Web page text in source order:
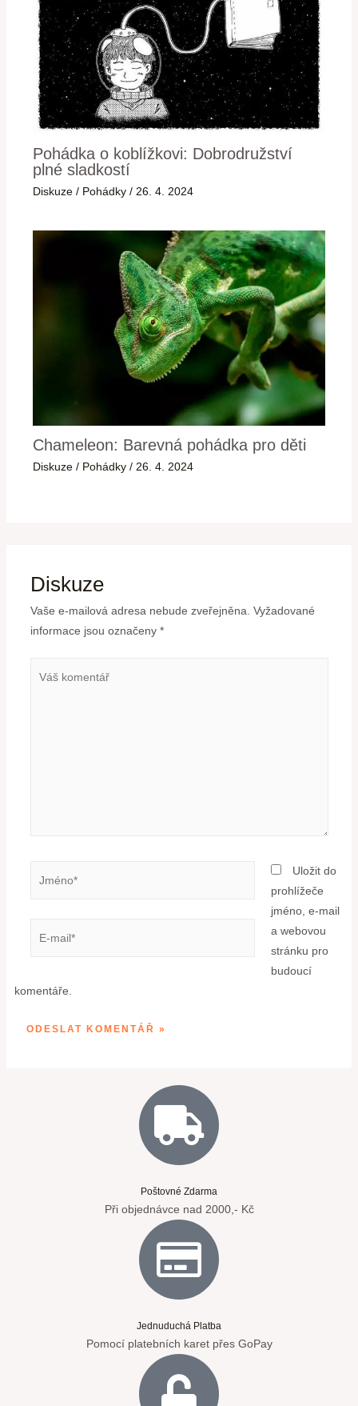
Pohádka o koblížkovi: Dobrodružství
plné sladkostí
Diskuze / Pohádky / 26. 4. 2024
Chameleon: Barevná pohádka pro děti
Diskuze / Pohádky / 26. 4. 2024
Diskuze
Vaše e-mailová adresa nebude zveřejněna. Vyžadované
informace jsou označeny *
Uložit do
prohlížeče
jméno, e-mail
a webovou
stránku pro
budoucí
komentáře.
Poštovné Zdarma
Při objednávce nad 2000,- Kč
Jednuduchá Platba
Pomocí platebních karet přes GoPay